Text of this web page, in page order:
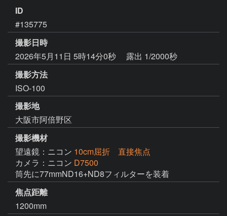
ID
#135775
撮影日時
2026年5月11日 5時14分0秒
露出 1/2000秒
撮影方法
ISO-100
撮影地
大阪市阿倍野区
撮影機材
望遠鏡：ニコン 10cm屈折 直接焦点
カメラ：ニコン D7500
筒先に77mmND16+ND8フィルターを装着
焦点距離
1200mm